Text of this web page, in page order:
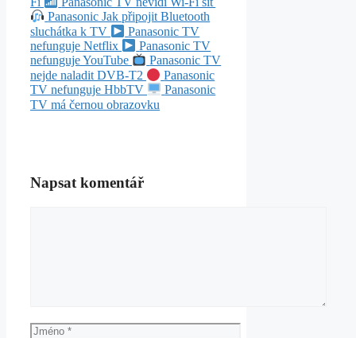
Panasonic Jak připojit Bluetooth
sluchátka k TV
Panasonic TV
nefunguje Netflix
Panasonic TV
nefunguje YouTube
Panasonic TV
nejde naladit DVB-T2
Panasonic
TV nefunguje HbbTV
Panasonic
TV má černou obrazovku
Napsat komentář
Jméno